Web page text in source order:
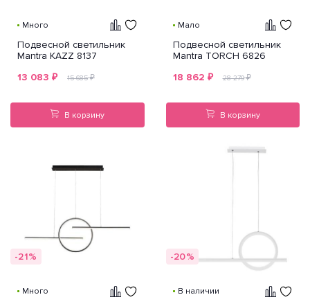
Много
Подвесной светильник
Mantra KAZZ 8137
13 083 ₽ 15 685₽
В корзину
Мало
Подвесной светильник
Mantra TORCH 6826
18 862 ₽ 28 279₽
В корзину
-21%
Много
-20%
В наличии